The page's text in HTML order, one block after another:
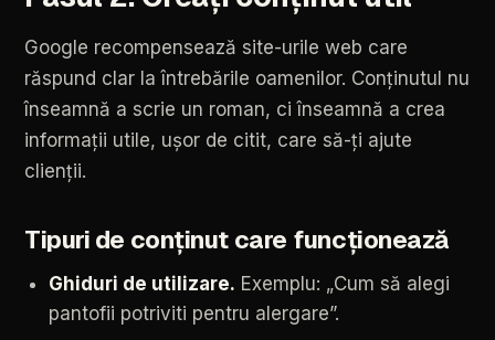
Google recompensează site-urile web care
răspund clar la întrebările oamenilor. Conținutul nu
înseamnă a scrie un roman, ci înseamnă a crea
informații utile, ușor de citit, care să-ți ajute
clienții.
Tipuri de conținut care funcționează
Ghiduri de utilizare. Exemplu: „Cum să alegi
pantofii potriviti pentru alergare”.